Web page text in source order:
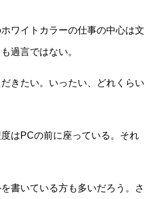
ワイトカラーの仕事の中心は文
過言ではない。
きたい。いったい、どれくらい
はPCの前に座っている。それ
書いている方も多いだろう。さ